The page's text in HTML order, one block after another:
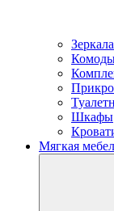
Зеркала
Шкафы
Мягкая